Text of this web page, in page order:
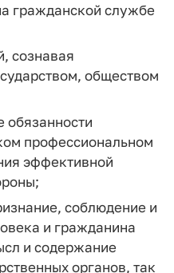
гражданской службе
сознавая
обществом
обязанности
профессиональном
эффективной
соблюдение и
и гражданина
и содержание
органов, так